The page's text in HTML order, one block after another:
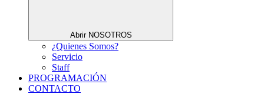
Abrir NOSOTROS
¿Quienes Somos?
Servicio
Staff
PROGRAMACIÓN
CONTACTO